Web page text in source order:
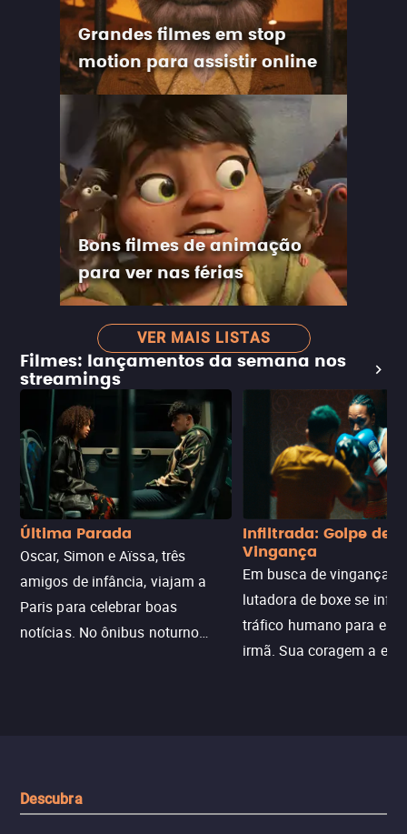
Grandes filmes em stop
motion para assistir online
Bons filmes de animação
para ver nas férias
VER MAIS LISTAS
Filmes: lançamentos da semana nos
streamings
Última Parada
Oscar, Simon e Aïssa, três
amigos de infância, viajam a
Paris para celebrar boas
notícias. No ônibus noturno
Infiltrada: Golpe de
Vingança
Em busca de vingança,
lutadora de boxe se
tráfico humano para
irmã. Sua coragem a
Descubra